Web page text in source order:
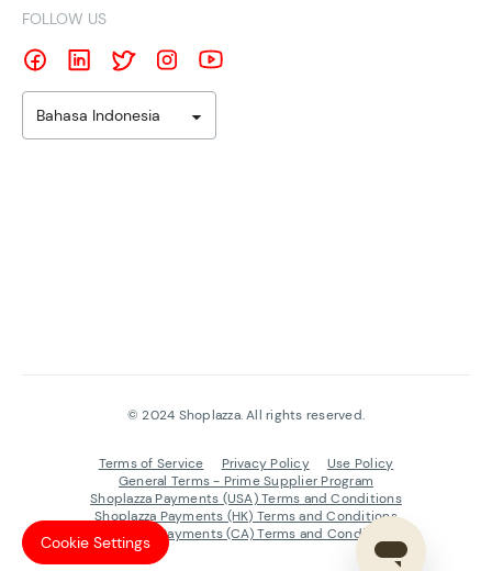
FOLLOW US
Bahasa Indonesia
©2024 Shoplazza. All rights reserved.
Terms of Service Privacy Policy
Use Policy
General Terms - Prime Supplier Program
Shoplazza Payments (USA) Terms and Conditions
Shoplazza Payments (HK) Terms and Conditions
Shoplazza Payments (CA) Terms and Conditions
Cookie Settings